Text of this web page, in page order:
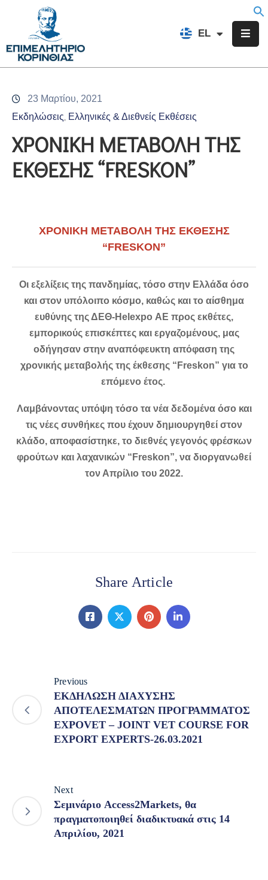
EL
FR
Επιμελητήριο
Υπηρεσίες
Προγράμματα
&
Δράσεις
23 Μαρτίου, 2021
Εκδηλώσεις Ελληνικές & Διεθνείς Εκθέσεις
ΧΡΟΝΙΚΗ ΜΕΤΑΒΟΛΗ ΤΗΣ
ΕΚΘΕΣΗΣ “FRESKON”
ΧΡΟΝΙΚΗ ΜΕΤΑΒΟΛΗ ΤΗΣ ΕΚΘΕΣΗΣ
“FRESKON”
Οι εξελίξεις της πανδημίας, τόσο στην Ελλάδα όσο
και στον υπόλοιπο κόσμο, καθώς και το αίσθημα
ευθύνης της ΔΕΘ-Helexpo ΑΕ προς εκθέτες,
εμπορικούς επισκέπτες και εργαζομένους, μας
οδήγησαν στην αναπόφευκτη απόφαση της
χρονικής μεταβολής της έκθεσης “Freskon” για το
επόμενο έτος.
Λαμβάνοντας υπόψη τόσο τα νέα δεδομένα όσο και
τις νέες συνθήκες που έχουν δημιουργηθεί στον
κλάδο, αποφασίστηκε, το διεθνές γεγονός φρέσκων
φρούτων και λαχανικών “Freskon”, να διοργανωθεί
τον Απρίλιο του 2022.
Share Article
Previous
ΕΚΔΗΛΩΣΗ ΔΙΑΧΥΣΗΣ
ΑΠΟΤΕΛΕΣΜΑΤΩΝ ΠΡΟΓΡΑΜΜΑΤΟΣ
ΕXPOVET – JOINT VET COURSE FOR
EXPORT EXPERTS-26.03.2021
Next
Σεμινάριο Access2Markets, θα
πραγματοποιηθεί διαδικτυακά στις 14
Απριλίου, 2021